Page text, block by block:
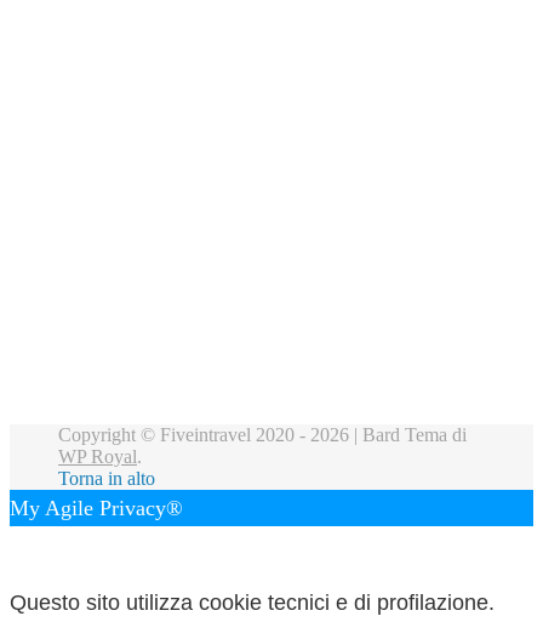
Copyright © Fiveintravel 2020 - 2026 | Bard Tema di
WP Royal.
Torna in alto
My Agile Privacy®
Questo sito utilizza cookie tecnici e di profilazione.